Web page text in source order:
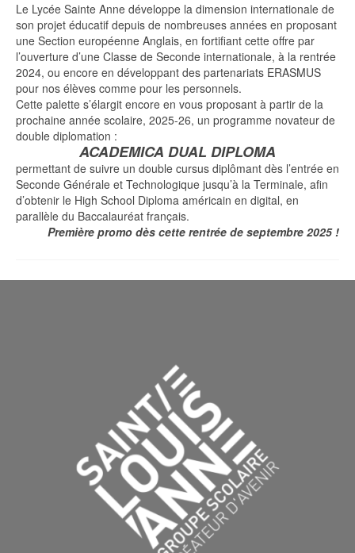
Le Lycée Sainte Anne développe la dimension internationale de
son projet éducatif depuis de nombreuses années en proposant
une Section européenne Anglais, en fortifiant cette offre par
l’ouverture d’une Classe de Seconde internationale, à la rentrée
2024, ou encore en développant des partenariats ERASMUS
pour nos élèves comme pour les personnels.
Cette palette s’élargit encore en vous proposant à partir de la
prochaine année scolaire, 2025-26, un programme novateur de
double diplomation :
ACADEMICA DUAL DIPLOMA
permettant de suivre un double cursus diplômant dès l’entrée en
Seconde Générale et Technologique jusqu’à la Terminale, afin
d’obtenir le High School Diploma américain en digital, en
parallèle du Baccalauréat français.
Première promo dès cette rentrée de septembre 2025 !